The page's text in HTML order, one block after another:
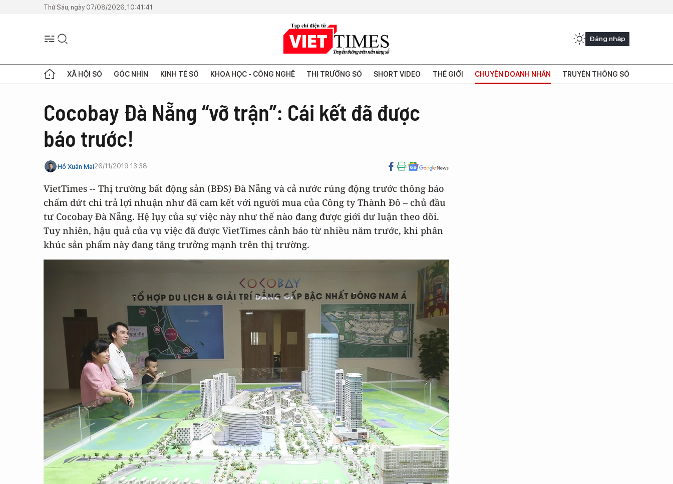
Thứ Sáu, ngày 07/08/2026, 10:41:41
Đăng nhập
XÃ HỘI SỐ GÓC NHÌN KINH TẾ SỐ KHOA HỌC - CÔNG NGHỆ THỊ TRƯỜNG SỐ SHORT VIDEO THẾ GIỚI CHUYỆN DOANH NHÂN TRUYỀN THÔNG SỐ
Cocobay Đà Nẵng “vỡ trận”: Cái kết đã được
báo trước!
Hồ Xuân Mai26/11/2019 13:38
VietTimes -- Thị trường bất động sản (BĐS) Đà Nẵng và cả nước rúng động trước thông báo
chấm dứt chi trả lợi nhuận như đã cam kết với người mua của Công ty Thành Đô – chủ đầu
tư Cocobay Đà Nẵng. Hệ lụy của sự việc này như thế nào đang được giới dư luận theo dõi.
Tuy nhiên, hậu quả của vụ việc đã được VietTimes cảnh báo từ nhiều năm trước, khi phân
khúc sản phẩm này đang tăng trưởng mạnh trên thị trường.